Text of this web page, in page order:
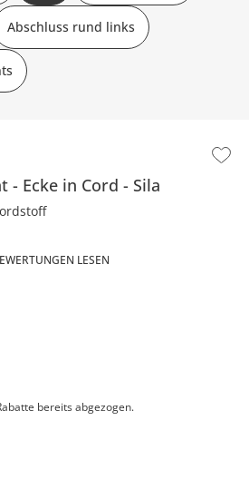
Ecke in Cord Sila
LESEN
bereits abgezogen.
Abschluss rund links